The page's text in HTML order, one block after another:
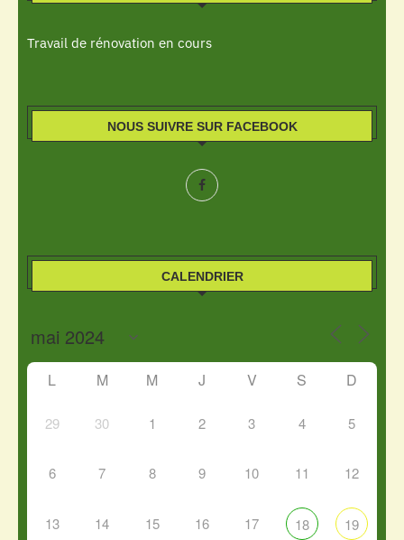
Travail de rénovation en cours
NOUS SUIVRE SUR FACEBOOK
CALENDRIER
L M M J V S D
29 30 1 2 3 4 5
6 7 8 9 10 11 12
13 14 15 16 17 18 19